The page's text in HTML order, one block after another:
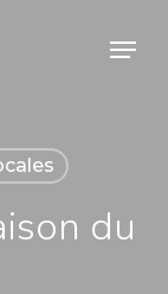
Menu
du